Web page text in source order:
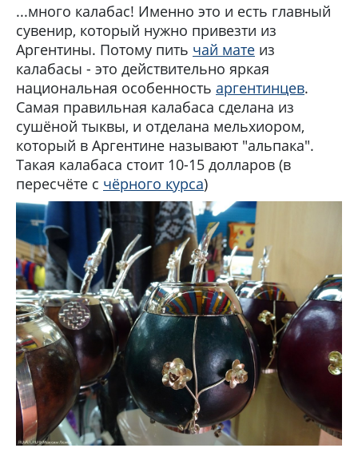
...много калабас! Именно это и есть главный
сувенир, который нужно привезти из
Аргентины. Потому пить чай мате из
калабасы - это действительно яркая
национальная особенность аргентинцев.
Самая правильная калабаса сделана из
сушёной тыквы, и отделана мельхиором,
который в Аргентине называют "альпака".
Такая калабаса стоит 10-15 долларов (в
пересчёте с чёрного курса)